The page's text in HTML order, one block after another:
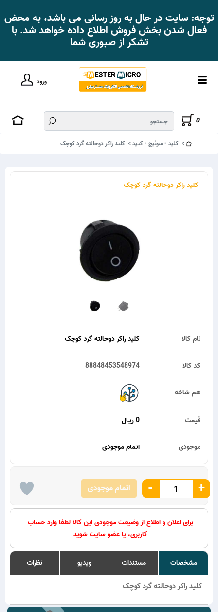
توجه: سایت در حال به روز رسانی می باشد، به محض
فعال شدن بخش فروش اطلاع داده خواهد شد. با
تشکر از صبوری شما
ورود
0
کلید - سوئیچ - کیپد کلید راکر دوحالته گرد کوچک
کلید راکر دوحالته گرد کوچک
کلید راکر دوحالته گرد کوچک نام کالا
88848453548974 کد کالا
هم شاخه
0 ریـال قیمت
اتمام موجودی موجودی
اتمام موجودی - +
برای اعلان و اطلاع از وضیعت موجودی این کالا لطفا وارد حساب
کاربری، یا عضو سایت شوید
مشخصات مستندات ویدیو نظرات
کلید راکر دوحالته گرد کوچک